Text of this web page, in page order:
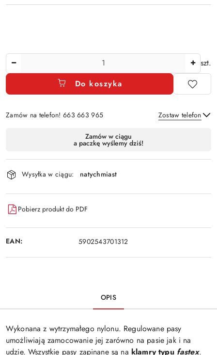
szt.
Do koszyka
Zamów na telefon! 663 663 965 Zostaw telefon
Wyślij
dostawa
Zamów w ciągu
a paczkę wyślemy dziś!
Wysyłka w ciągu: natychmiast
Pobierz produkt do PDF
EAN: 5902543701312
OPIS
Wykonana z wytrzymałego nylonu. Regulowane pasy
umożliwiają zamocowanie jej zarówno na pasie jak i na
udzie. Wszystkie pasy zapinane są na klamry typu fastex.